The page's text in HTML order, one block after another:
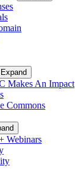
Expand
Makes An Impact
Commons
Webinars